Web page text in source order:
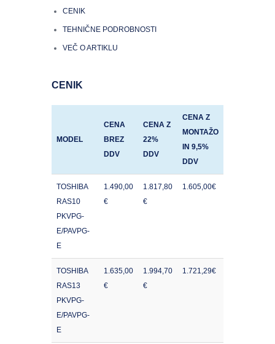
CENIK
TEHNIČNE PODROBNOSTI
VEČ O ARTIKLU
CENIK
MODEL
CENA
BREZ
DDV
CENA Z
22%
DDV
CENA Z
MONTAŽO
IN 9,5%
DDV
TOSHIBA
RAS10
PKVPG-
E/PAVPG-
E
1.490,00
€
1.817,80
€
1.605,00€
TOSHIBA
RAS13
PKVPG-
E/PAVPG-
E
1.635,00
€
1.994,70
€
1.721,29€